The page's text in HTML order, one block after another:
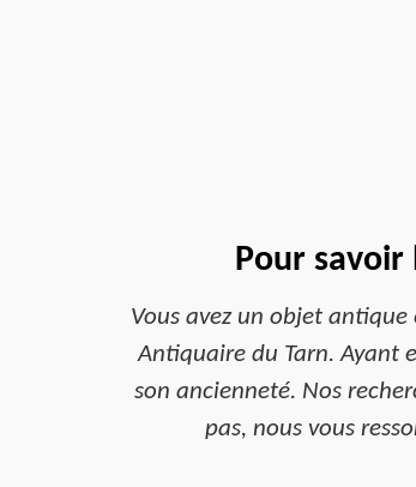
Pour
Vous avez un objet antique
Antiquaire du Tarn. Ayant
son ancienneté. Nos
pas, nous vous